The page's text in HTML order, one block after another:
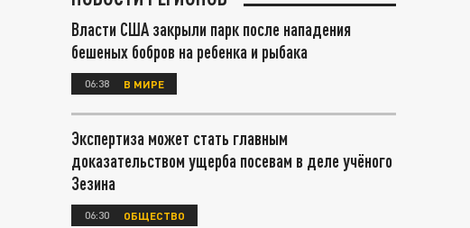
Власти США закрыли парк после нападения
бешеных бобров на ребенка и рыбака
06:38 В МИРЕ
Экспертиза может стать главным
доказательством ущерба посевам в деле учёного
Зезина
06:30 ОБЩЕСТВО